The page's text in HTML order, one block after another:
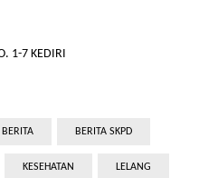
1-7 KEDIRI
BERITA BERITA SKPD
KESEHATAN LELANG